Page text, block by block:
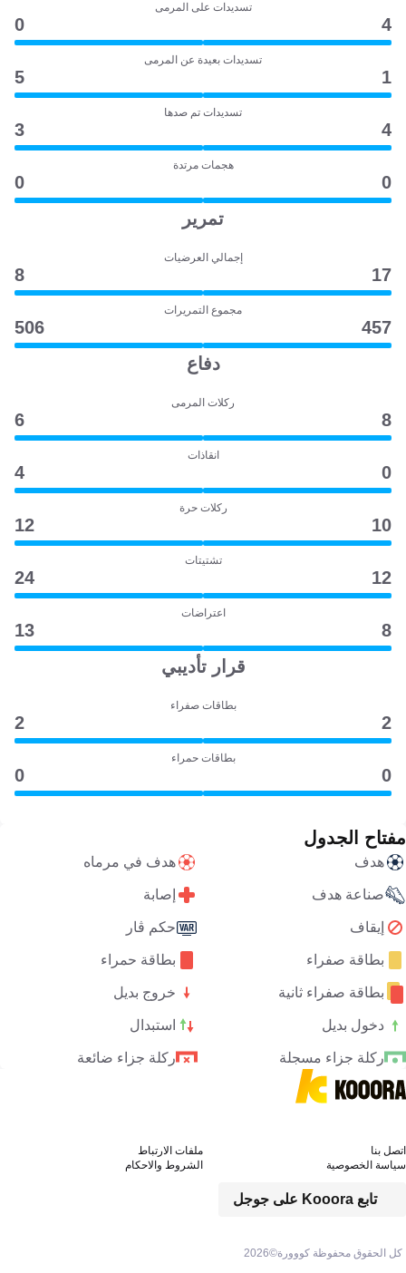
تسديدات على المرمى
4
0
تسديدات بعيدة عن المرمى
1
5
تسديدات تم صدها
4
3
هجمات مرتدة
0
0
تمرير
إجمالي العرضيات
17
8
مجموع التمريرات
457
506
دفاع
ركلات المرمى
8
6
انقاذات
0
4
ركلات حرة
10
12
تشتيتات
12
24
اعتراضات
8
13
قرار تأديبي
بطاقات صفراء
2
2
بطاقات حمراء
0
0
مفتاح الجدول
هدف هدف في مرماه
صناعة هدف إصابة
إيقاف حكم ڤار
بطاقة صفراء بطاقة حمراء
بطاقة صفراء ثانية خروج بديل
دخول بديل استبدال
ركلة جزاء مسجلة ركلة جزاء ضائعة
كل الحقوق محفوظة كووورة©2026
تابع Kooora على جوجل
اتصل بنا
ملفات الارتباط
سياسة الخصوصية
الشروط والاحكام